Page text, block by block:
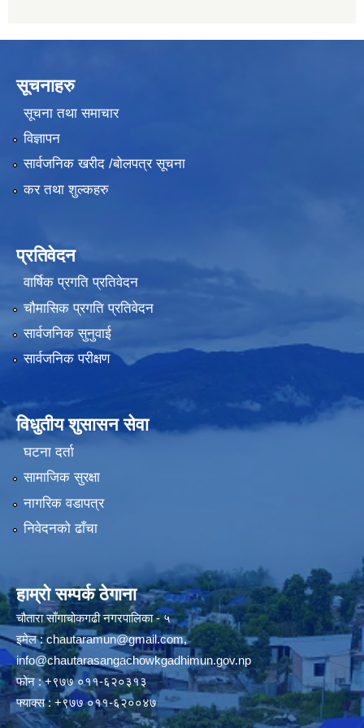
सूचनाहरु
सूचना तथा समाचार
विज्ञापन
सार्वजनिक खरीद /बोलपत्र सूचना
कर तथा शुल्कहरु
प्रतिवेदन
वार्षिक प्रगति प्रतिवेदन
चौमासिक प्रगति प्रतिवेदन
सार्वजनिक सुनुवाई
सार्वजनिक परीक्षण
विधुतीय शुसासन सेवा
घटना दर्ता
सामाजिक सुरक्षा
नागरिक वडापत्र
निवेदनको ढाँचा
हाम्रो सम्पर्क ठेगाना
चौतारा साँगाचोकगढी नगरपालिका - ५
इमेल :chautaramun@gmail.com,
info@chautarasangachowkgadhimun.gov.np
फोन : +९७७ ०११-६२०३१३
फ्याक्स : +९७७ ०११-६२००४७